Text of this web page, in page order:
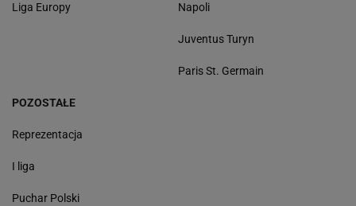
Liga Europy Napoli
Juventus Turyn
Paris St. Germain
POZOSTAŁE
Reprezentacja
I liga
Puchar Polski